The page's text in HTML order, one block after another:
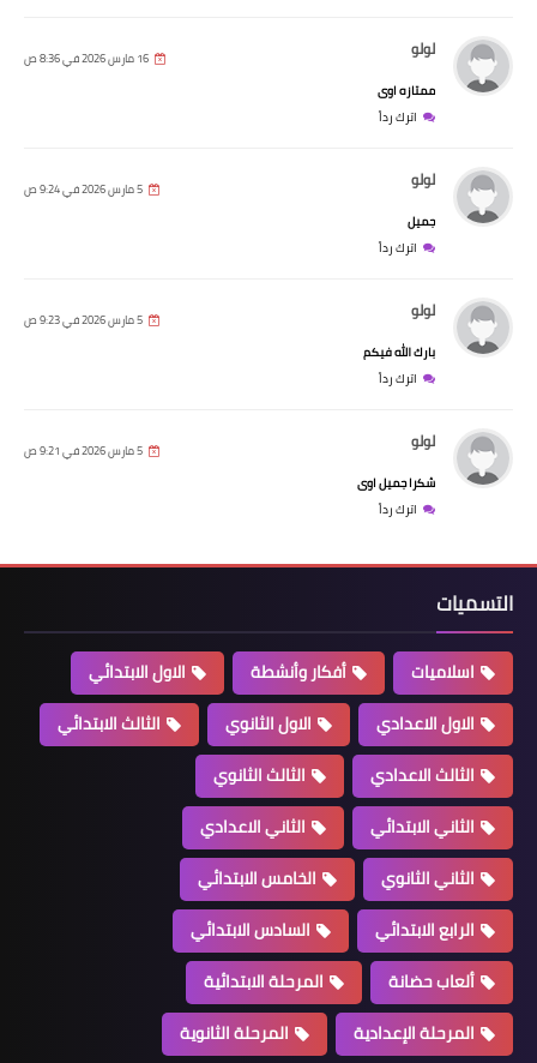
لولو 16 مارس 2026 في 8:36 ص
ممتازه اوى
اترك رداً
لولو 5 مارس 2026 في 9:24 ص
جميل
اترك رداً
لولو 5 مارس 2026 في 9:23 ص
بارك الله فيكم
اترك رداً
لولو 5 مارس 2026 في 9:21 ص
شكرا جميل اوى
اترك رداً
التسميات
اسلاميات أفكار وأنشطة
الاول الابتدائي
الاول الاعدادي
الاول الثانوي
الثالث الابتدائي
الثالث الاعدادي
الثالث الثانوي
الثاني الابتدائي
الثاني الاعدادي
الثاني الثانوي
الخامس الابتدائي
الرابع الابتدائي
السادس الابتدائي
ألعاب حضانة
المرحلة الابتدائية
المرحلة الإعدادية
المرحلة الثانوية